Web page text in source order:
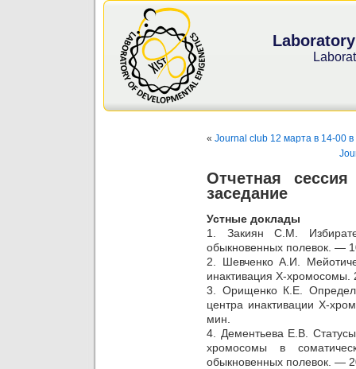
« Journal club 12 марта в 14-00
Отчетная
заседание
Устные доклады
1. Закиян С.М.
обыкновенных полевок. —
2. Шевченко А.И.
инактивация Х-хромосомы.
3. Орищенко К.Е.
центра инактивации Х-
мин.
4. Дементьева Е.В.
хромосомы в
обыкновенных полевок. —